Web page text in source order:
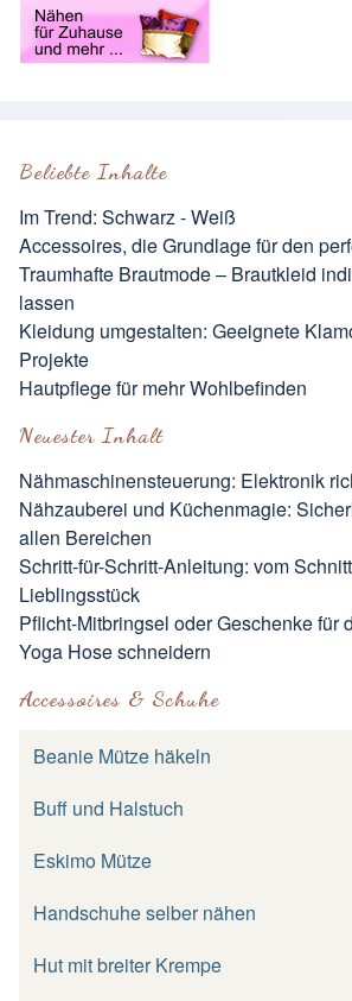
Beliebte Inhalte
Im Trend: Schwarz - Weiß
Accessoires, die Grundlage für den
Traumhafte Brautmode – Brautkleid
lassen
Kleidung umgestalten: Geeignete
Projekte
Hautpflege für mehr Wohlbefinden
Neuester Inhalt
Nähmaschinensteuerung: Elektronik
Nähzauberei und Küchenmagie:
allen Bereichen
Schritt-für-Schritt-Anleitung: vom
Lieblingsstück
Pflicht-Mitbringsel oder Geschenke für
Yoga Hose schneidern
Accessoires & Schuhe
Beanie Mütze häkeln
Buff und Halstuch
Eskimo Mütze
Handschuhe selber nähen
Hut mit breiter Krempe